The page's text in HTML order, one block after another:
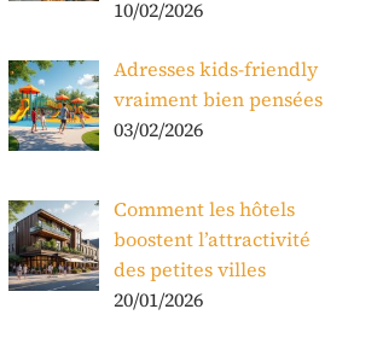
10/02/2026
Adresses kids-friendly
vraiment bien pensées
03/02/2026
Comment les hôtels
boostent l’attractivité
des petites villes
20/01/2026